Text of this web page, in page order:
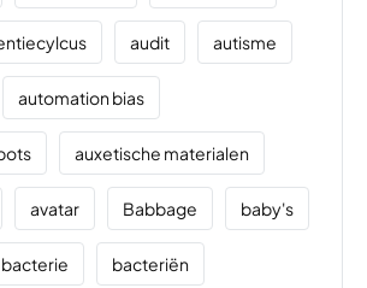
audit autisme
automation bias
auxetische materialen
avatar Babbage baby's
bacterie bacteriën